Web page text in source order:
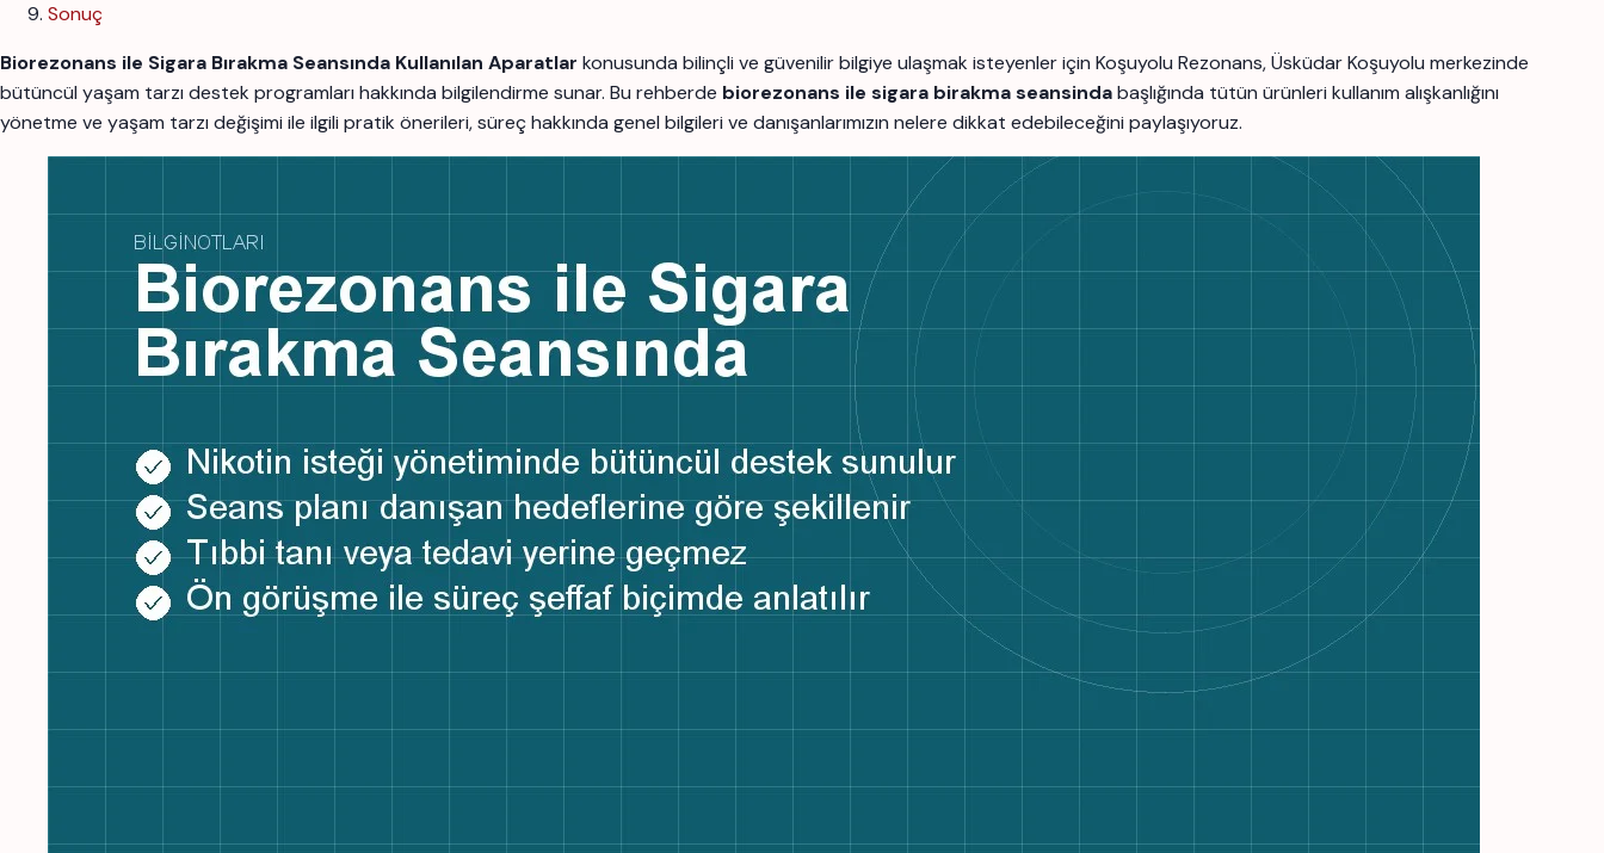
Sonuç
Biorezonans ile Sigara Bırakma Seansında Kullanılan Aparatlar konusunda bilinçli ve güvenilir bilgiye ulaşmak isteyenler için Koşuyolu Rezonans, Üsküdar Koşuyolu merkezinde
bütüncül yaşam tarzı destek programları hakkında bilgilendirme sunar. Bu rehberde biorezonans ile sigara birakma seansindabaşlığında tütün ürünleri kullanım alışkanlığını
yönetme ve yaşam tarzı değişimi ile ilgili pratik önerileri, süreç hakkında genel bilgileri ve danışanlarımızın nelere dikkat edebileceğini paylaşıyoruz.